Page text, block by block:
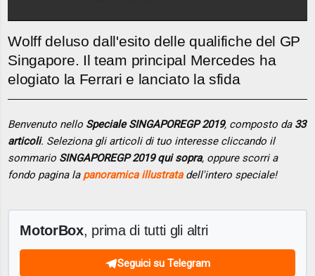
Wolff deluso dall'esito delle qualifiche del GP
Singapore. Il team principal Mercedes ha
elogiato la Ferrari e lanciato la sfida
Benvenuto nello Speciale SINGAPOREGP 2019, composto da 33
articoli. Seleziona gli articoli di tuo interesse cliccando il
sommario SINGAPOREGP 2019 qui sopra, oppure scorri a
fondo pagina la panoramica illustratadell'intero speciale!
MotorBox, prima di tutti gli altri
Seguici su Telegram